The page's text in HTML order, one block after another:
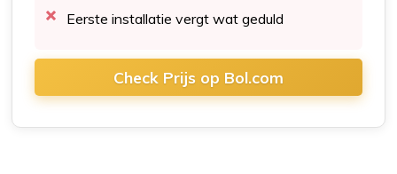
Eerste installatie vergt wat geduld
Check Prijs op Bol.com